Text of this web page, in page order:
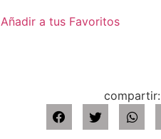
Añadir a tus Favoritos
compartir: